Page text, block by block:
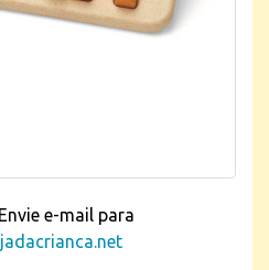
e-mail para